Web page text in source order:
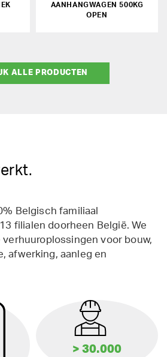
AANHANGWAGEN 500KG
OPEN
ALLE PRODUCTEN
Belgisch familiaal
filialen doorheen België. We
voor bouw,
afwerking, aanleg en
> 30.000